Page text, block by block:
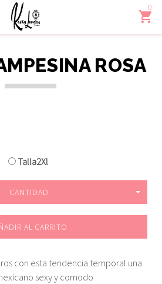
0
ROSA
Talla2Xl
CANTIDAD
AL CARRITO
con esta tendencia temporal una
sexy y comodo